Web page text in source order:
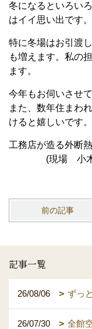
冬になるといろい
はイイ思い出です
特に冬場はお引渡
も増えます。私の
ます。
今年もお伺いさせ
また、数年住まわ
けると嬉しいです。
工務店が造る外断熱
(現場 小
前の記事
記事一覧
26/08/06 ずっ
26/07/30 全館